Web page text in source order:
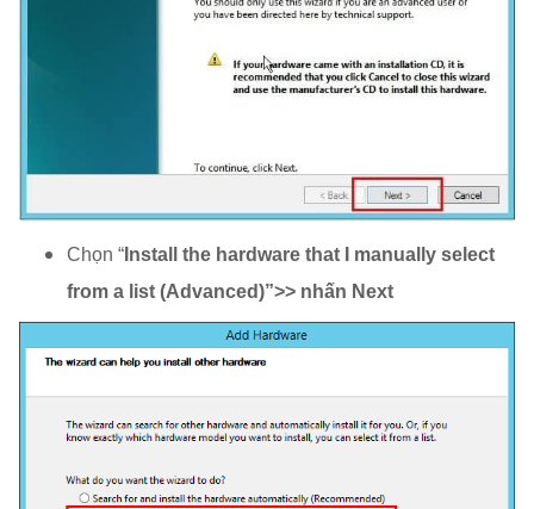
Chọn “ Install the hardware that I manually select
from a list (Advanced)”>> nhấn Next